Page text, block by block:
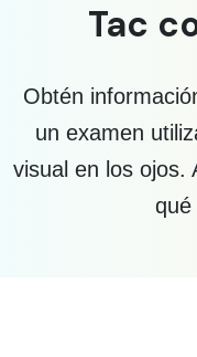
Tac
Obtén
un examen
visual en los ojos.
qué